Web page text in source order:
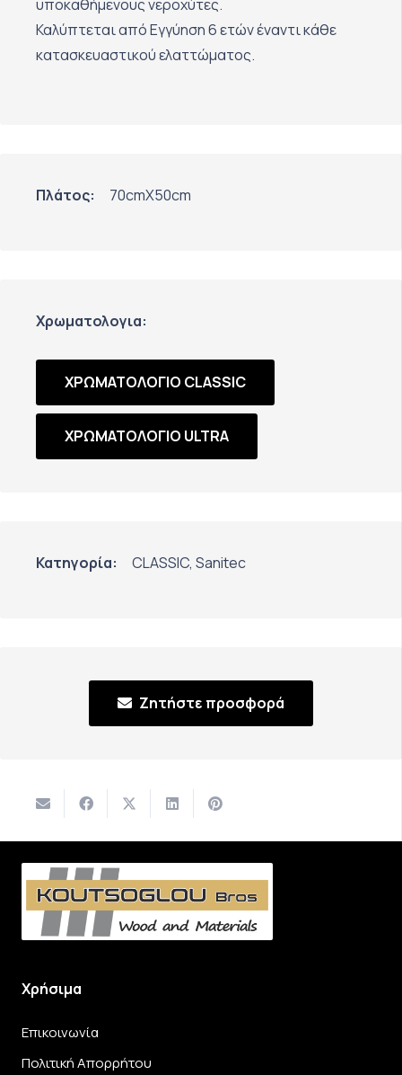
υποκαθήμενους νεροχύτες.
Καλύπτεται από Εγγύηση 6 ετών έναντι κάθε
κατασκευαστικού ελαττώματος.
Πλάτος: 70cmX50cm
Χρωματολογια:
ΧΡΩΜΑΤΟΛΟΓΙO CLASSIC
ΧΡΩΜΑΤΟΛΟΓΙΟ ULTRA
Κατηγορία: CLASSIC, Sanitec
Ζητήστε προσφορά
Χρήσιμα
Επικοινωνία
Πολιτική Απορρήτου